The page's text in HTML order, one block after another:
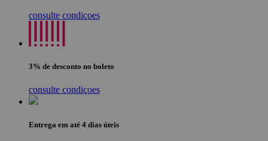
consulte condiçoes
3% de desconto no boleto
consulte condiçoes
Entrega em até 4 dias úteis